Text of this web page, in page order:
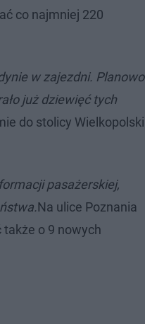
co najmniej 220
w zajezdni. Planowo
już dziewięć tych
do stolicy Wielkopolski
pasażerskiej,
Na ulice Poznania
także o 9 nowych